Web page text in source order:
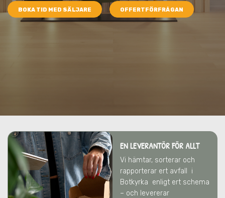
BOKA TID MED SÄLJARE OFFERTFÖRFRÅGAN
EN LEVERANTÖR FÖR ALLT
Vi hämtar, sorterar och
rapporterar ert avfall
i
Botkyrka enligt ert schema
– och levererar